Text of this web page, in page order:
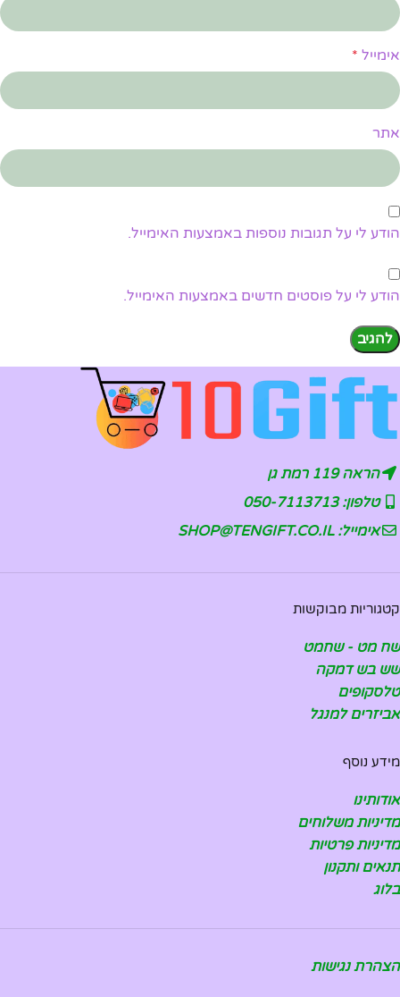
אימייל *
אתר
הודע לי על תגובות נוספות באמצעות האימייל.
הודע לי על פוסטים חדשים באמצעות האימייל.
הראה 119 רמת גן
טלפון: 050-7113713
אימייל: SHOP@TENGIFT.CO.IL
קטגוריות מבוקשות
שח מט - שחמט
שש בש דמקה
טלסקופים
אביזרים למנגל
מידע נוסף
אודותינו
מדיניות משלוחים
מדיניות פרטיות
תנאים ותקנון
בלוג
הצהרת נגישות